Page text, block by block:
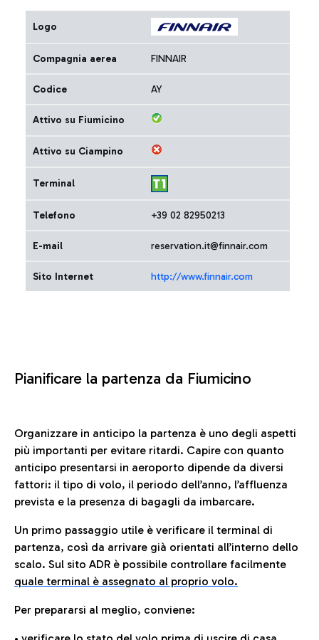
Logo
Compagnia aerea FINNAIR
Codice AY
Attivo su Fiumicino
Attivo su Ciampino
Terminal
Telefono +39 02 82950213
E-mail reservation.it@finnair.com
Sito Internet http://www.finnair.com
Pianificare la partenza da Fiumicino
Organizzare in anticipo la partenza è uno degli aspetti
più importanti per evitare ritardi. Capire con quanto
anticipo presentarsi in aeroporto dipende da diversi
fattori: il tipo di volo, il periodo dell’anno, l’affluenza
prevista e la presenza di bagagli da imbarcare.
Un primo passaggio utile è verificare il terminal di
partenza, così da arrivare già orientati all’interno dello
scalo. Sul sito ADR è possibile controllare facilmente
quale terminal è assegnato al proprio volo.
Per prepararsi al meglio, conviene: